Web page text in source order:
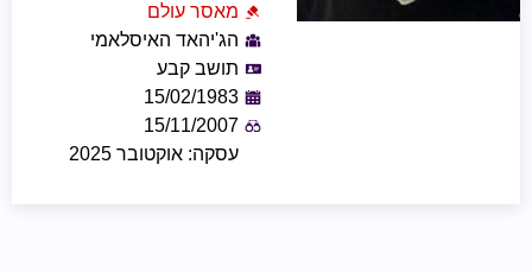
מאסר עולם
הג'יהאד האיסלאמי
תושב קבע
15/02/1983
15/11/2007
עסקה: אוקטובר 2025